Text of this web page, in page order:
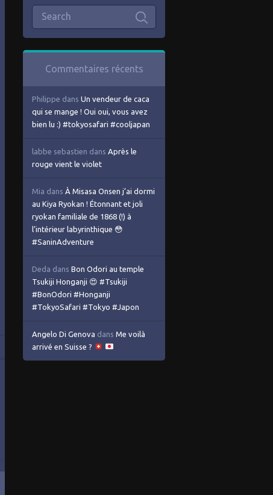
Commentaires récents
Philippe dans Un vendeur de caca
qui se mange ! Oui oui, vous avez
bien lu :) #tokyosafari #cooljapan
labbe sebastien dans Après le
rouge vient le violet
Mia dans À Misasa Onsen j’ai dormi
au Kiya Ryokan ! Étonnant et joli
ryokan familiale de 1868 (!) à
l’intérieur labyrinthique 😳
#SaninAdventure
Deda dans Bon Odori au temple
Tsukiji Honganji 😍 #Tsukiji
#BonOdori #Honganji
#TokyoSafari #Tokyo #Japon
Angelo Di Genova dans Me voilà
arrivé en Suisse ?